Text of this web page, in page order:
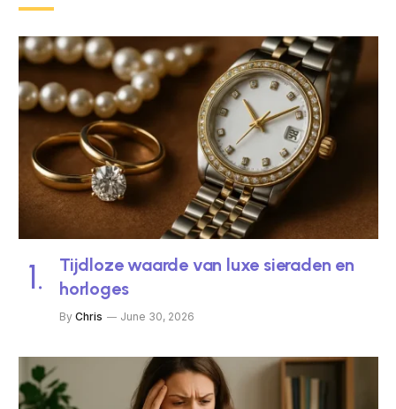
Tijdloze waarde van luxe sieraden en
horloges
By Chris June 30, 2026